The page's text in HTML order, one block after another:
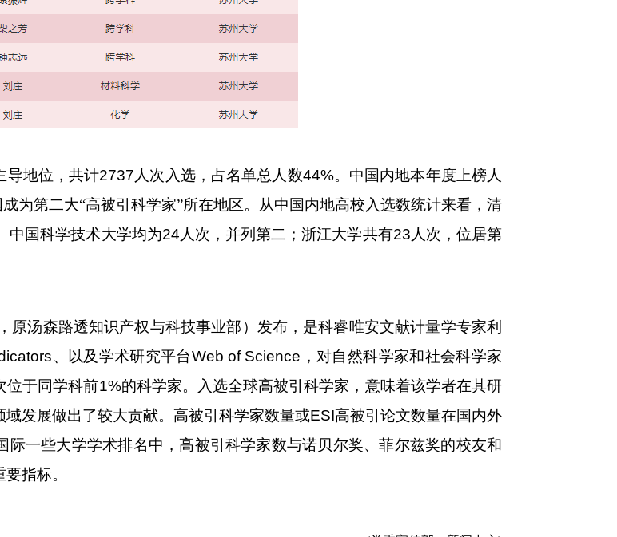
导地位，共计2737 人次入选，占名单总人数44%。中国内地本年度上榜人
成为第二大“高被引科学家”所在地区。从中国内地高校入选数统计来看，清
中国科学技术大学均为24 人次，并列第二；浙江大学共有23 人次，位居第
，原汤森路透知识产权与科技事业部）发布，是科睿唯安文献计量学专家利
、以及学术研究平台Web of Science ，对自然科学家和社会科学家
位于同学科前1%的科学家。入选全球高被引科学家，意味着该学者在其研
发展做出了较大贡献。 高被引科学家数量或ESI高被引论文数量在国内外
际一些大学学术排名中，高被引科学家数与诺贝尔奖、菲尔兹奖的校友和
指标。